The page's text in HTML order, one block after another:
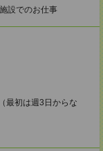
設でのお仕事
最初は週3日からな